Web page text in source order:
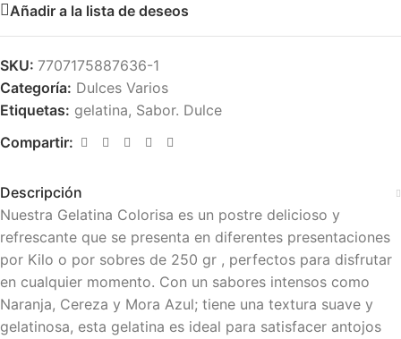
Añadir a la lista de deseos
SKU: 7707175887636-1
Categoría: Dulces Varios
Etiquetas: gelatina, Sabor. Dulce
Compartir:
Descripción
Nuestra Gelatina Colorisa es un postre delicioso y
refrescante que se presenta en diferentes presentaciones
por Kilo o por sobres de 250 gr , perfectos para disfrutar
en cualquier momento. Con un sabores intensos como
Naranja, Cereza y Mora Azul; tiene una textura suave y
gelatinosa, esta gelatina es ideal para satisfacer antojos